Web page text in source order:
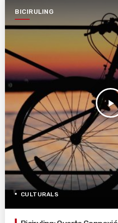
BICIRULING
play_arrow
CULTURALS